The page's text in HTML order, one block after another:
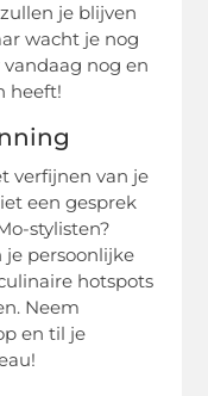
je blijven
wacht je nog
nog en
heeft!
verfijnen van je
een gesprek
stylisten?
je persoonlijke
hotspots
Neem
en til je